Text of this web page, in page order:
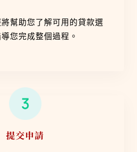
幫助您了解可用的貸款選
您完成整個過程。
提交申請